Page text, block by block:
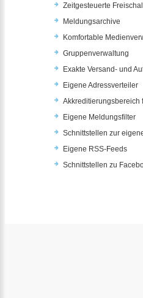
Zeitgesteuerte
Meldungsarchive
Komfortable
Gruppenverwaltung
Exakte Versand- und
Eigene Adressverteiler
Akkreditierungsbereich
Eigene Meldungsfilter
Schnittstellen zur
Eigene RSS-Feeds
Schnittstellen zu